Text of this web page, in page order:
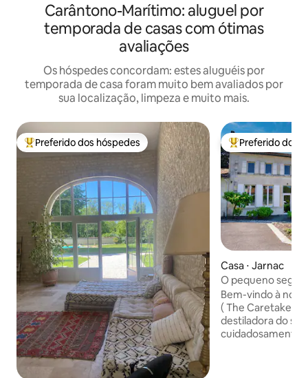
Carântono-Marítimo: aluguel por
temporada de casas com ótimas
avaliações
Os hóspedes concordam: estes aluguéis por
temporada de casa foram muito bem avaliados por
sua localização, limpeza e muito mais.
Entre os melhores preferidos dos hóspedes
Preferido dos hóspedes Entre os
Preferido dos
Casa ⋅ Jarnac
O pequeno
Bem-vindo à
( The Caretaker's
destiladora do
cuidadosamente